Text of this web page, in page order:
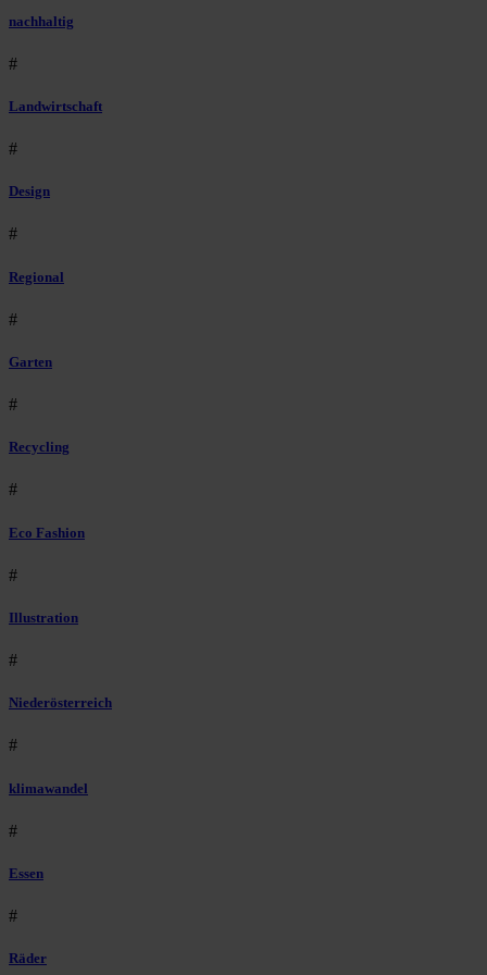
nachhaltig
#
Landwirtschaft
#
Design
#
Regional
#
Garten
#
Recycling
#
Eco Fashion
#
Illustration
#
Niederösterreich
#
klimawandel
#
Essen
#
Räder